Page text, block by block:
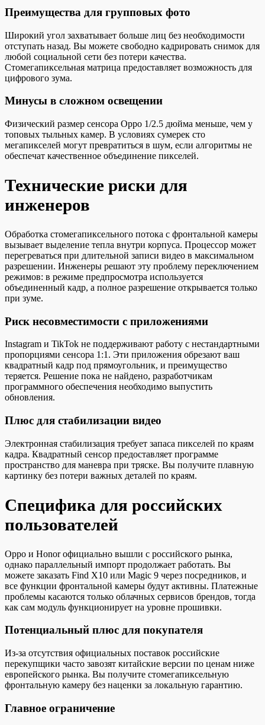
Преимущества для групповых фото
Широкий угол захватывает больше лиц без необходимости
отступать назад. Вы можете свободно кадрировать снимок для
любой социальной сети без потери качества.
Стомегапиксельная матрица предоставляет возможность для
цифрового зума.
Минусы в сложном освещении
Физический размер сенсора Oppo 1/2.5 дюйма меньше, чем у
топовых тыльных камер. В условиях сумерек сто
мегапикселей могут превратиться в шум, если алгоритмы не
обеспечат качественное объединение пикселей.
Технические риски для
инженеров
Обработка стомегапиксельного потока с фронтальной камеры
вызывает выделение тепла внутри корпуса. Процессор может
перегреваться при длительной записи видео в максимальном
разрешении. Инженеры решают эту проблему переключением
режимов: в режиме предпросмотра используется
объединенный кадр, а полное разрешение открывается только
при зуме.
Риск несовместимости с приложениями
Instagram и TikTok не поддерживают работу с нестандартными
пропорциями сенсора 1:1. Эти приложения обрезают ваш
квадратный кадр под прямоугольник, и преимущество
теряется. Решение пока не найдено, разработчикам
программного обеспечения необходимо выпустить
обновления.
Плюс для стабилизации видео
Электронная стабилизация требует запаса пикселей по краям
кадра. Квадратный сенсор предоставляет программе
пространство для маневра при тряске. Вы получите плавную
картинку без потери важных деталей по краям.
Специфика для российских
пользователей
Oppo и Honor официально вышли с российского рынка,
однако параллельный импорт продолжает работать. Вы
можете заказать Find X10 или Magic 9 через посредников, и
все функции фронтальной камеры будут активны. Платежные
проблемы касаются только облачных сервисов брендов, тогда
как сам модуль функционирует на уровне прошивки.
Потенциальный плюс для покупателя
Из-за отсутствия официальных поставок российские
перекупщики часто завозят китайские версии по ценам ниже
европейского рынка. Вы получите стомегапиксельную
фронтальную камеру без наценки за локальную гарантию.
Главное ограничение